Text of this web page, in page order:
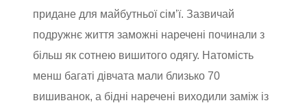
придане для майбутньої сім’ї. Зазвичай
подружнє життя заможні наречені починали з
більш як сотнею вишитого одягу. Натомість
менш багаті дівчата мали близько 70
вишиванок, а бідні наречені виходили заміж із